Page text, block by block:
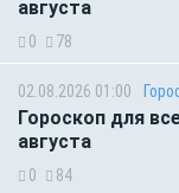
августа
0 78
02.08.2026 01:00
Гороскоп для
августа
0 84